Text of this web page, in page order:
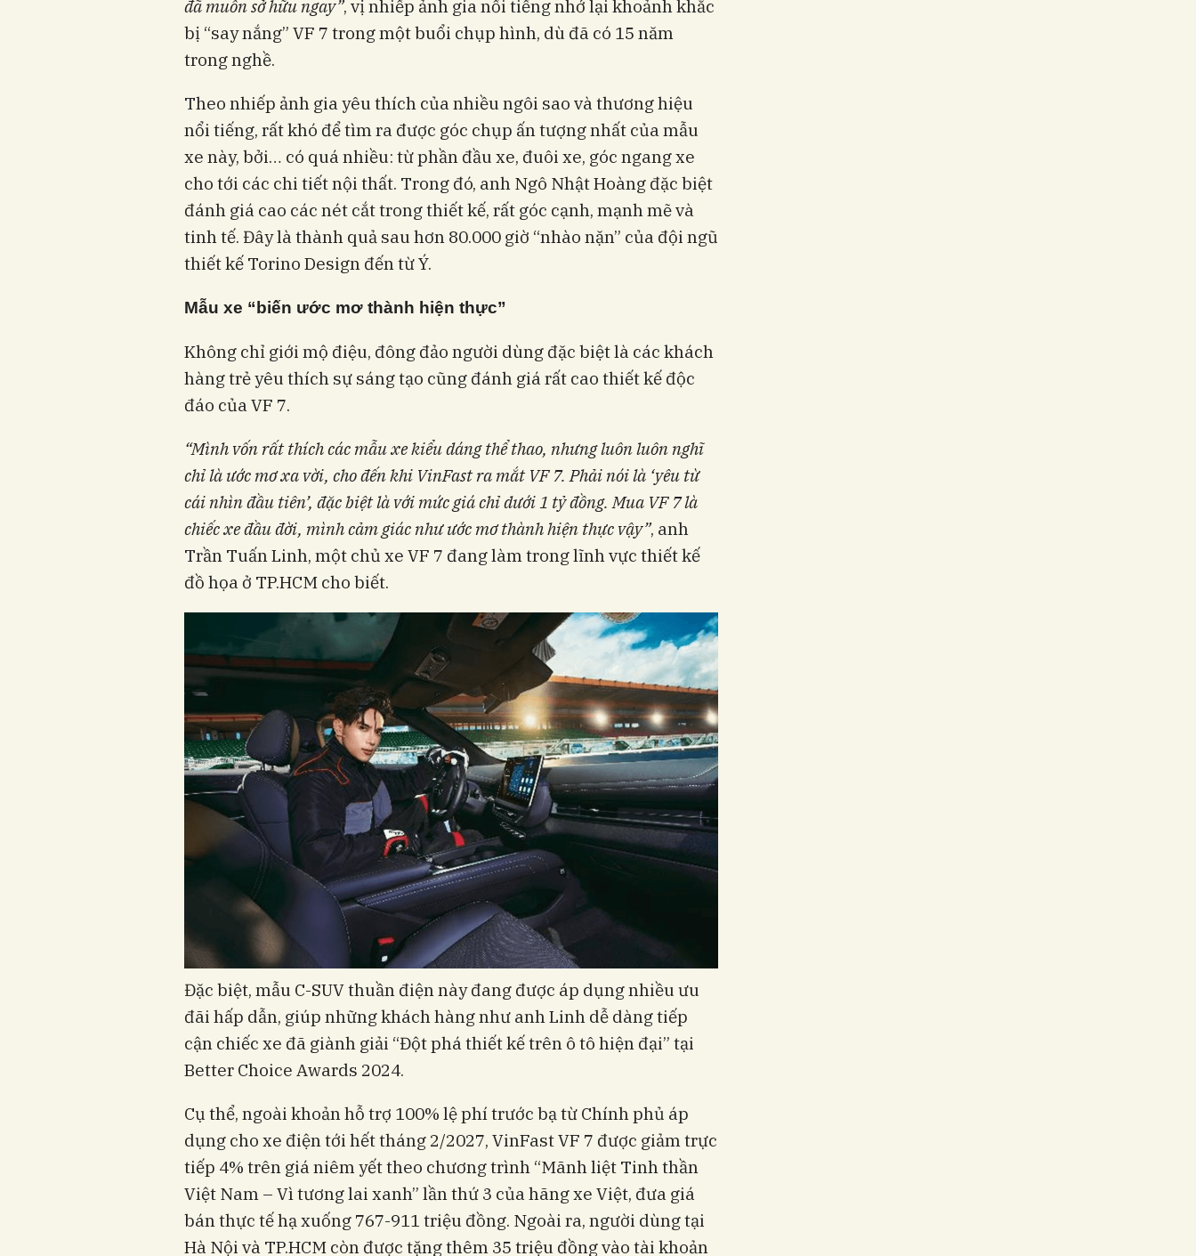
đã muốn sở hữu ngay”, vị nhiếp ảnh gia nổi tiếng nhớ lại khoảnh khắc
bị “say nắng” VF 7 trong một buổi chụp hình, dù đã có 15 năm
trong nghề.
Theo nhiếp ảnh gia yêu thích của nhiều ngôi sao và thương hiệu
nổi tiếng, rất khó để tìm ra được góc chụp ấn tượng nhất của mẫu
xe này, bởi… có quá nhiều: từ phần đầu xe, đuôi xe, góc ngang xe
cho tới các chi tiết nội thất. Trong đó, anh Ngô Nhật Hoàng đặc biệt
đánh giá cao các nét cắt trong thiết kế, rất góc cạnh, mạnh mẽ và
tinh tế. Đây là thành quả sau hơn 80.000 giờ “nhào nặn” của đội ngũ
thiết kế Torino Design đến từ Ý.
Mẫu xe “biến ước mơ thành hiện thực”
Không chỉ giới mộ điệu, đông đảo người dùng đặc biệt là các khách
hàng trẻ yêu thích sự sáng tạo cũng đánh giá rất cao thiết kế độc
đáo của VF 7.
“Mình vốn rất thích các mẫu xe kiểu dáng thể thao, nhưng luôn luôn nghĩ
chỉ là ước mơ xa vời, cho đếnkhi VinFast ra mắt VF 7. Phải nói là ‘yêu từ
cái nhìn đầu tiên’, đặc biệt là vớimức giá chỉ dưới 1 tỷ đồng. Mua VF 7 là
chiếc xe đầu đời, mình cảm giác như ước mơ thành hiện thực vậy”, anh
Trần Tuấn Linh, một chủ xe VF 7 đang làm trong lĩnh vực thiết kế
đồ họa ở TP.HCM cho biết.
Đặc biệt, mẫu C-SUV thuần điện này đang được áp dụng nhiều ưu
đãi hấp dẫn, giúp những khách hàng như anh Linh dễ dàng tiếp
cận chiếc xe đã giành giải “Đột phá thiết kế trên ô tô hiện đại” tại
Better Choice Awards 2024.
Cụ thể, ngoài khoản hỗ trợ 100% lệ phí trước bạ từ Chính phủ áp
dụng cho xe điện tới hết tháng 2/2027, VinFast VF 7 được giảm trực
tiếp 4% trên giá niêm yết theo chương trình “Mãnh liệt Tinh thần
Việt Nam – Vì tương lai xanh” lần thứ 3 của hãng xe Việt, đưa giá
bán thực tế hạ xuống 767-911 triệu đồng. Ngoài ra, người dùng tại
Hà Nội và TP.HCM còn được tặng thêm 35 triệu đồng vào tài khoản